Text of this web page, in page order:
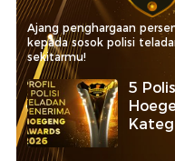
Ajang penghargaan
kepada sosok polisi
sekitarmu!
5